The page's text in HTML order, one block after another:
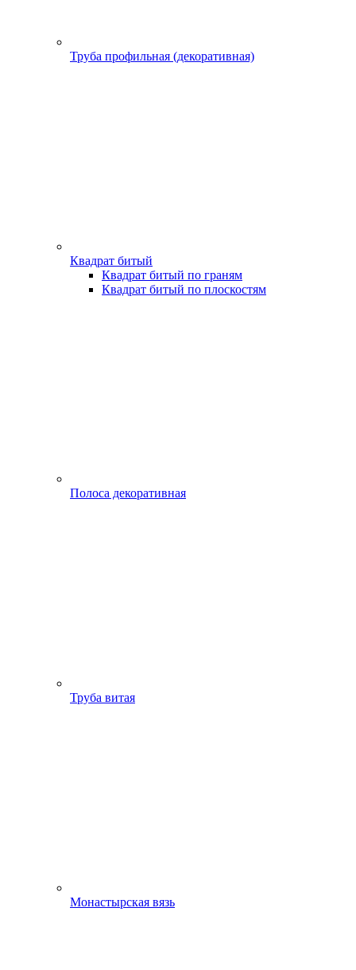
Труба профильная (декоративная)
Квадрат битый
Квадрат битый по граням
Квадрат битый по плоскостям
Полоса декоративная
Труба витая
Монастырская вязь